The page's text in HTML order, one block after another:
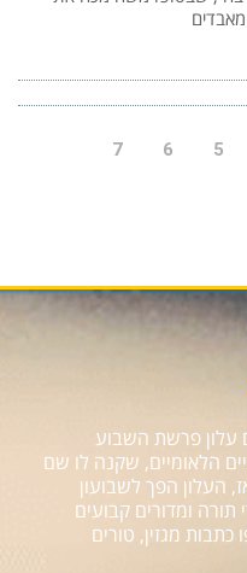
5
6
7
אז הוקם עלון פרשת השבוע
הלאומיים, שקנה לו שם
העלון הפך לשבועון
ומדורים קבועים
מגזין, טורים